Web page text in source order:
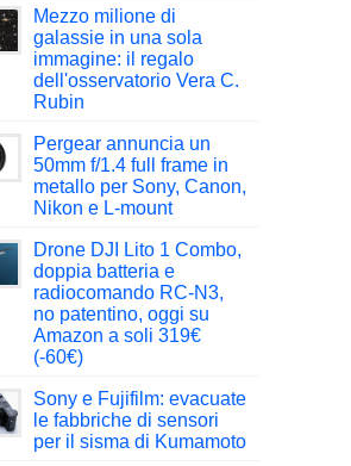
Mezzo milione di
galassie in una sola
immagine: il regalo
dell'osservatorio Vera C.
Rubin
Pergear annuncia un
50mm f/1.4 full frame in
metallo per Sony, Canon,
Nikon e L-mount
Drone DJI Lito 1 Combo,
doppia batteria e
radiocomando RC-N3,
no patentino, oggi su
Amazon a soli 319€
(-60€)
Sony e Fujifilm: evacuate
le fabbriche di sensori
per il sisma di Kumamoto